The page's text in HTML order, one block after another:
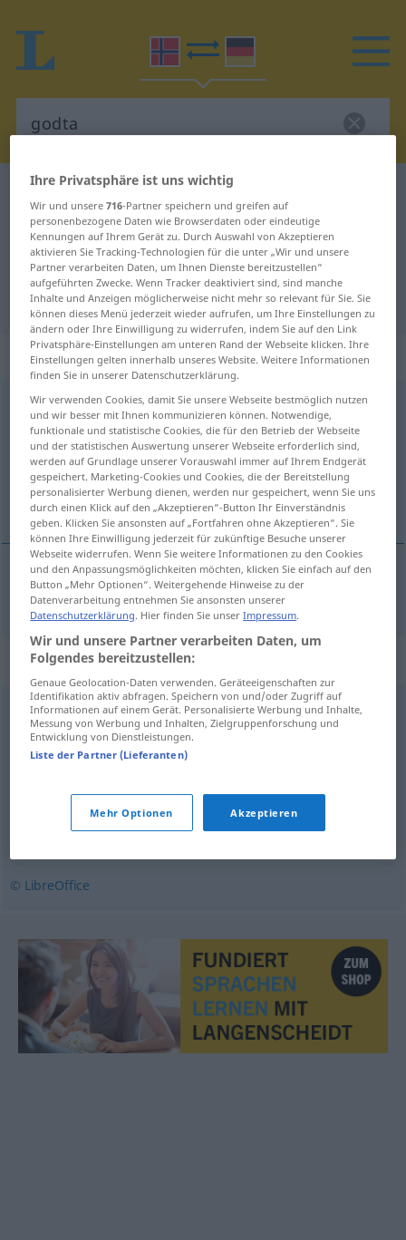
Norwegisch-Deutsch Wörterbuch
Norwegisch-Deutsch Übersetzung
für "godta"
"godta" Deutsch Übersetzung
„godta“: starkes Verb
godtast
Übersicht aller Übersetzungen
(Für mehr Details die Übersetzung anklicken/antippen)
annehmen, anerkennen
annehmen,anerkennen godta
Synonyme für "godta"
akseptere,anerkjenne,godkjenne,tillate,underskrive
vedta
akseptere,tro,vedta,ville,ønske
© LibreOffice
Ihre Privatsphäre ist uns wichtig
Wir und unsere716-Partner speichern und greifen auf
personenbezogene Daten wie Browserdaten oder eindeutige
Kennungen auf Ihrem Gerät zu. Durch Auswahl von Akzeptieren
aktivieren Sie Tracking-Technologien für die unter „Wir und unsere
Partner verarbeiten Daten, um Ihnen Dienste bereitzustellen“
aufgeführten Zwecke. Wenn Tracker deaktiviert sind, sind manche
Inhalte und Anzeigen möglicherweise nicht mehr so relevant für Sie. Sie
können dieses Menü jederzeit wieder aufrufen, um Ihre Einstellungen zu
ändern oder Ihre Einwilligung zu widerrufen, indem Sie auf den Link
Privatsphäre-Einstellungen am unteren Rand der Webseite klicken. Ihre
Einstellungen gelten innerhalb unseres Website. Weitere Informationen
finden Sie in unserer Datenschutzerklärung.
Wir verwenden Cookies, damit Sie unsere Webseite bestmöglich nutzen
und wir besser mit Ihnen kommunizieren können. Notwendige,
funktionale und statistische Cookies, die für den Betrieb der Webseite
und der statistischen Auswertung unserer Webseite erforderlich sind,
werden auf Grundlage unserer Vorauswahl immer auf Ihrem Endgerät
gespeichert. Marketing-Cookies und Cookies, die der Bereitstellung
personalisierter Werbung dienen, werden nur gespeichert, wenn Sie uns
durch einen Klick auf den „Akzeptieren“-Button Ihr Einverständnis
geben. Klicken Sie ansonsten auf „Fortfahren ohne Akzeptieren“. Sie
können Ihre Einwilligung jederzeit für zukünftige Besuche unserer
Webseite widerrufen. Wenn Sie weitere Informationen zu den Cookies
und den Anpassungsmöglichkeiten möchten, klicken Sie einfach auf den
Button „Mehr Optionen“. Weitergehende Hinweise zu der
Datenverarbeitung entnehmen Sie ansonsten unserer
Datenschutzerklärung. Hier finden Sie unserImpressum.
Wir und unsere Partner verarbeiten Daten, um
Folgendes bereitzustellen:
Genaue Geolocation-Daten verwenden. Geräteeigenschaften zur
Identifikation aktiv abfragen. Speichern von und/oder Zugriff auf
Informationen auf einem Gerät. Personalisierte Werbung und Inhalte,
Messung von Werbung und Inhalten, Zielgruppenforschung und
Entwicklung von Dienstleistungen.
Liste der Partner (Lieferanten)
Mehr Optionen Akzeptieren